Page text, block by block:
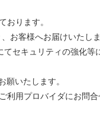
おります。
お客様へお届けいたしま
セキュリティの強化
願いたします。
用プロバイダにお問